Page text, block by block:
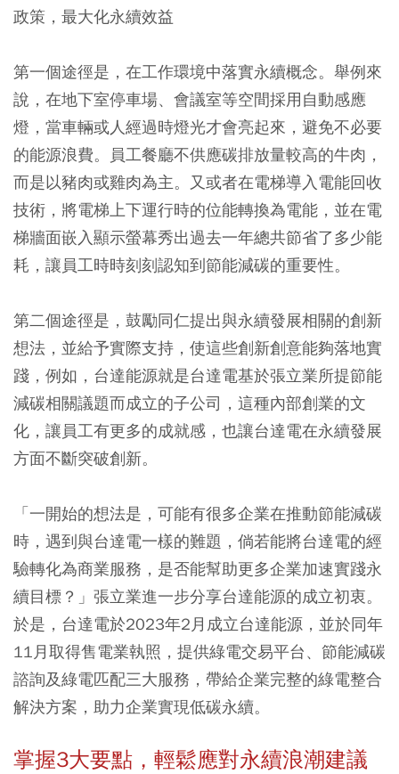
政策，最大化永續效益
第一個途徑是，在工作環境中落實永續概念。舉例來
說，在地下室停車場、會議室等空間採用自動感應
燈，當車輛或人經過時燈光才會亮起來，避免不必要
的能源浪費。員工餐廳不供應碳排放量較高的牛肉，
而是以豬肉或雞肉為主。又或者在電梯導入電能回收
技術，將電梯上下運行時的位能轉換為電能，並在電
梯牆面嵌入顯示螢幕秀出過去一年總共節省了多少能
耗，讓員工時時刻刻認知到節能減碳的重要性。
第二個途徑是，鼓勵同仁提出與永續發展相關的創新
想法，並給予實際支持，使這些創新創意能夠落地實
踐，例如，台達能源就是台達電基於張立業所提節能
減碳相關議題而成立的子公司，這種內部創業的文
化，讓員工有更多的成就感，也讓台達電在永續發展
方面不斷突破創新。
「一開始的想法是，可能有很多企業在推動節能減碳
時，遇到與台達電一樣的難題，倘若能將台達電的經
驗轉化為商業服務，是否能幫助更多企業加速實踐永
續目標？」張立業進一步分享台達能源的成立初衷。
於是，台達電於2023年2月成立台達能源，並於同年
11月取得售電業執照，提供綠電交易平台、節能減碳
諮詢及綠電匹配三大服務，帶給企業完整的綠電整合
解決方案，助力企業實現低碳永續。
掌握3大要點，輕鬆應對永續浪潮建議